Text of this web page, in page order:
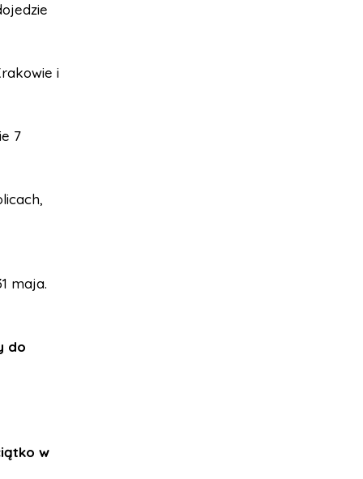
i
7
maja.
do
w